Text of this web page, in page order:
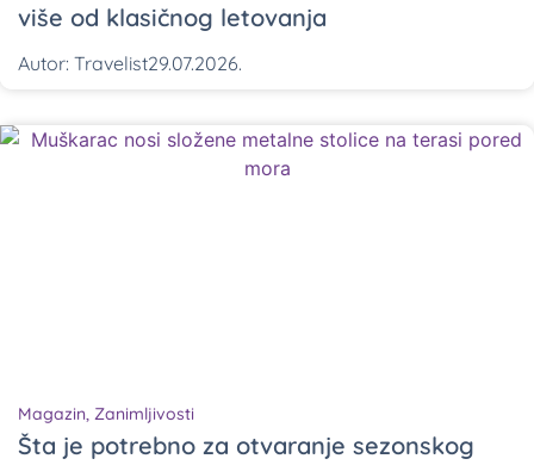
više od klasičnog letovanja
Autor: Travelist29.07.2026.
Magazin, Zanimljivosti
Šta je potrebno za otvaranje sezonskog